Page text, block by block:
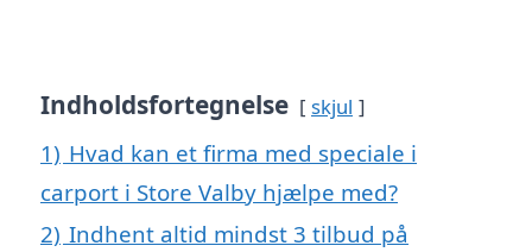
Indholdsfortegnelse skjul
1) Hvad kan et firma med speciale i
carport i Store Valby hjælpe med?
2) Indhent altid mindst 3 tilbud på